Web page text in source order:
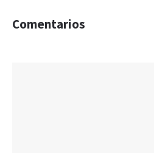
Comentarios